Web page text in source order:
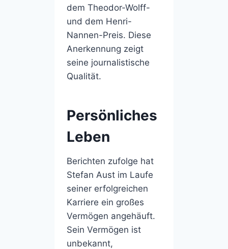
dem Theodor-Wolff-
und dem Henri-
Nannen-Preis. Diese
Anerkennung zeigt
seine journalistische
Qualität.
Persönliches
Leben
Berichten zufolge hat
Stefan Aust im Laufe
seiner erfolgreichen
Karriere ein großes
Vermögen angehäuft.
Sein Vermögen ist
unbekannt,